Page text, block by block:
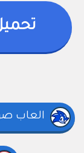
العاب